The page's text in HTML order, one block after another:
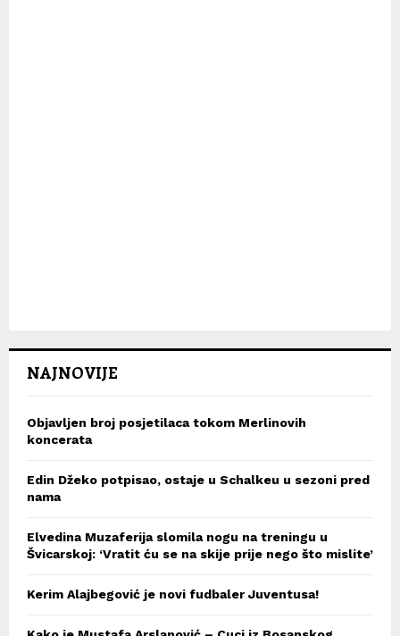
NAJNOVIJE
Objavljen broj posjetilaca tokom Merlinovih
koncerata
Edin Džeko potpisao, ostaje u Schalkeu u sezoni pred
nama
Elvedina Muzaferija slomila nogu na treningu u
Švicarskoj: ‘Vratit ću se na skije prije nego što mislite’
Kerim Alajbegović je novi fudbaler Juventusa!